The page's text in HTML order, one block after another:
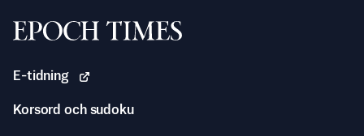
Svenska Epoch Times
E-tidning
Korsord och sudoku